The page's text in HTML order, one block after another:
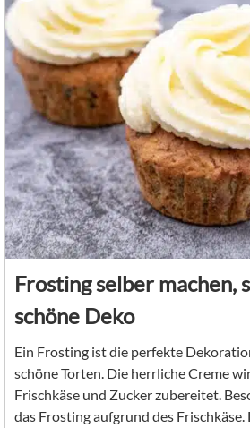
Frosting selber machen,
schöne Deko
Ein Frosting ist die perfekte
schöne Torten. Die herrliche Creme
Frischkäse und Zucker zubereitet.
das Frosting aufgrund des